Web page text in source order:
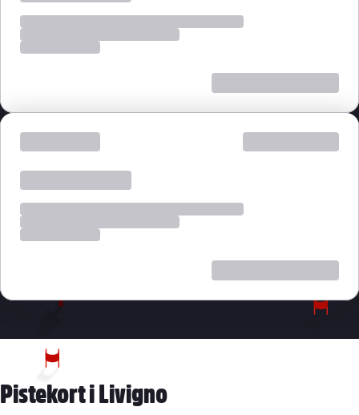
Pistekort i Livigno